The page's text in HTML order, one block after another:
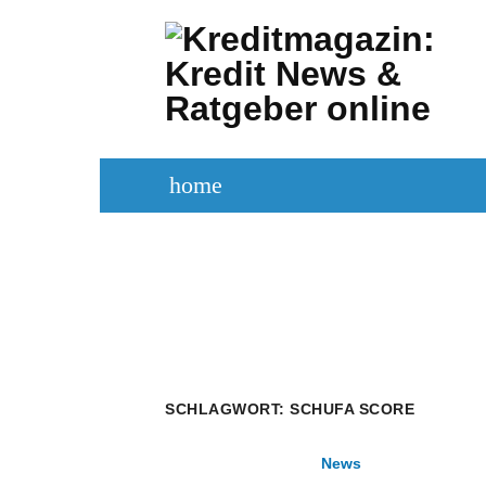
home
SCHLAGWORT: SCHUFA SCORE
News